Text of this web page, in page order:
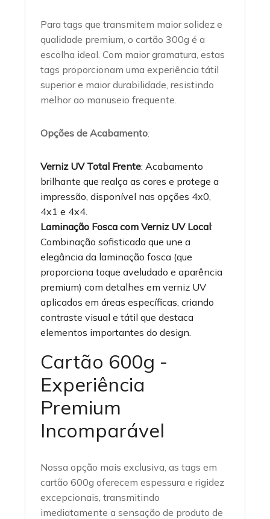
Para tags que transmitem maior solidez e
qualidade premium, o cartão 300g é a
escolha ideal. Com maior gramatura, estas
tags proporcionam uma experiência tátil
superior e maior durabilidade, resistindo
melhor ao manuseio frequente.
Opções de Acabamento:
Verniz UV Total Frente: Acabamento
brilhante que realça as cores e protege a
impressão, disponível nas opções 4x0,
4x1 e 4x4.
Laminação Fosca com Verniz UV Local:
Combinação sofisticada que une a
elegância da laminação fosca (que
proporciona toque aveludado e aparência
premium) com detalhes em verniz UV
aplicados em áreas específicas, criando
contraste visual e tátil que destaca
elementos importantes do design.
Cartão 600g -
Experiência
Premium
Incomparável
Nossa opção mais exclusiva, as tags em
cartão 600g oferecem espessura e rigidez
excepcionais, transmitindo
imediatamente a sensação de produto de